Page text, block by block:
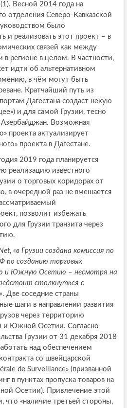
Весной 2014 года на
отделения Северо-Кавказской
было
и реализовать этот проект – в
связей как между
в регионе в целом. В частности,
идти об альтернативном
в чём могут быть
Кратчайший путь из
Дагестана создаст некую
и для самой Грузии, тесно
Азербайджан. Возможная
проекта актуализирует
проекта в Дагестане.
2019 года планируется
реализацию известного
о торговых коридорах от
в очередной раз не вмешается
позволит избежать
для Грузии транзита через
, «в Грузии создана комиссия по
по созданию торговых
и Южную Осетию – несмотря на
столкнуться с
. Две соседние страны
шаги в направлении развития
через территорию
и Южной Осетии. Согласно
Грузии от 31 декабря 2018
над обеспечением
со швейцарской
de Surveillance» (призванной
в пунктах пропуска товаров на
Осетии). Привлечение этой
что «наличие третьей стороны,